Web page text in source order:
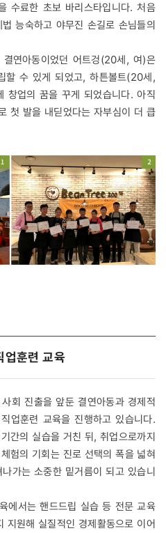
수료한 초보 바리스타입니다. 처음
능숙하고 야무진 손길로 손님들의
연아동이었던 어트겅(20세, 여)은
할 수 있게 되었고, 하튼볼트(20세,
창업의 꿈을 꾸게 되었습니다. 아직
첫 발을 내딛었다는 자부심이 더 큽
업훈련 교육
회 진출을 앞둔 결연아동과 경제적
업훈련 교육을 진행하고 있습니다.
간의 실습을 거친 뒤, 취업으로까지
험의 기회는 진로 선택의 폭을 넓혀
가는 소중한 밑거름이 되고 있습니
에서는 핸드드립 실습 등 전문 교육
지원해 실질적인 경제활동으로 이어